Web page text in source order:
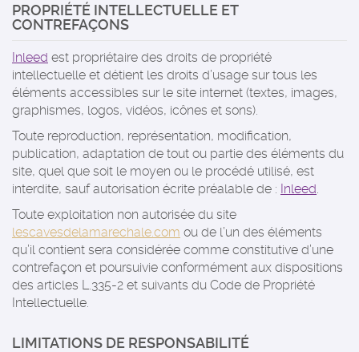
PROPRIÉTÉ INTELLECTUELLE ET
CONTREFAÇONS
Inleed est propriétaire des droits de propriété
intellectuelle et détient les droits d’usage sur tous les
éléments accessibles sur le site internet (textes, images,
graphismes, logos, vidéos, icônes et sons).
Toute reproduction, représentation, modification,
publication, adaptation de tout ou partie des éléments du
site, quel que soit le moyen ou le procédé utilisé, est
interdite, sauf autorisation écrite préalable de : Inleed.
Toute exploitation non autorisée du site
lescavesdelamarechale.com ou de l’un des éléments
qu’il contient sera considérée comme constitutive d’une
contrefaçon et poursuivie conformément aux dispositions
des articles L.335-2 et suivants du Code de Propriété
Intellectuelle.
LIMITATIONS DE RESPONSABILITÉ